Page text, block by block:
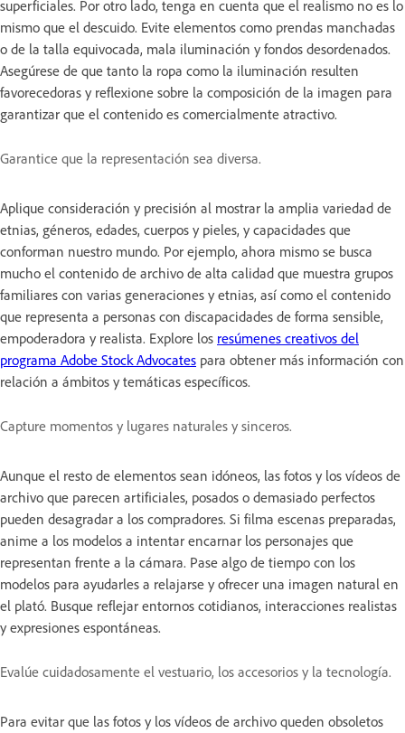
superficiales. Por otro lado, tenga en cuenta que el realismo no es lo
mismo que el descuido. Evite elementos como prendas manchadas
o de la talla equivocada, mala iluminación y fondos desordenados.
Asegúrese de que tanto la ropa como la iluminación resulten
favorecedoras y reflexione sobre la composición de la imagen para
garantizar que el contenido es comercialmente atractivo.
Garantice que la representación sea diversa.
Aplique consideración y precisión al mostrar la amplia variedad de
etnias, géneros, edades, cuerpos y pieles, y capacidades que
conforman nuestro mundo. Por ejemplo, ahora mismo se busca
mucho el contenido de archivo de alta calidad que muestra grupos
familiares con varias generaciones y etnias, así como el contenido
que representa a personas con discapacidades de forma sensible,
empoderadora y realista. Explore los resúmenes creativos del
programa Adobe Stock Advocates para obtener más información con
relación a ámbitos y temáticas específicos.
Capture momentos y lugares naturales y sinceros.
Aunque el resto de elementos sean idóneos, las fotos y los vídeos de
archivo que parecen artificiales, posados o demasiado perfectos
pueden desagradar a los compradores. Si filma escenas preparadas,
anime a los modelos a intentar encarnar los personajes que
representan frente a la cámara. Pase algo de tiempo con los
modelos para ayudarles a relajarse y ofrecer una imagen natural en
el plató. Busque reflejar entornos cotidianos, interacciones realistas
y expresiones espontáneas.
Evalúe cuidadosamente el vestuario, los accesorios y la tecnología.
Para evitar que las fotos y los vídeos de archivo queden obsoletos